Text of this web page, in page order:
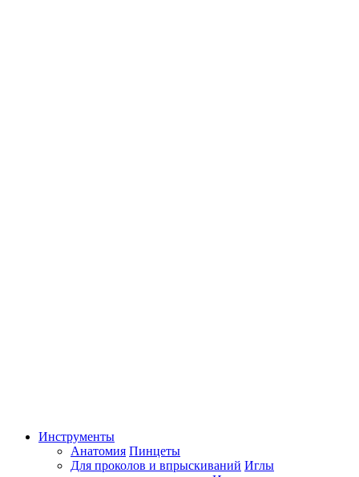
Инструменты
Анатомия Пинцеты
Для проколов и впрыскиваний Иглы